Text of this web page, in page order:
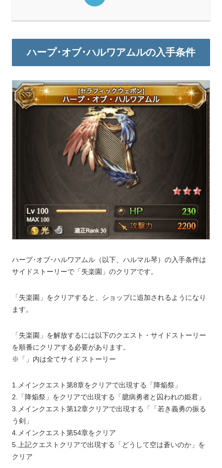
ハープ･オブ･ハルワアムルの入手条件
ハープ･オブ･ハルワアムル（以下、ハルマル琴）の入手条件は
サイドストーリーで「失楽園」のクリアです。
「失楽園」をクリアすると、ショップに追加されるようになり
ます。
「失楽園」を解放するには以下のクエスト・サイドストーリー
を順番にクリアする必要があります。
※「」内は全てサイドストーリー
1.メインクエスト第8章をクリアで出現する「降焔祭」
2.「降焔祭」をクリアで出現する「臆病勇者と囚われの姫君」
3.メインクエスト第12章クリアで出現する「「若き義勇の振る
う剣」
4.メインクエスト第54章をクリア
5.上記クエストクリアで出現する「どうして空は蒼いのか」を
クリア